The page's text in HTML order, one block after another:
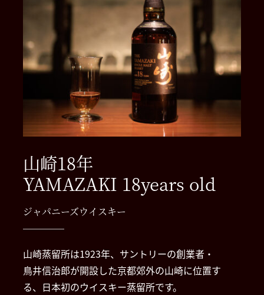
山崎18年
YAMAZAKI 18years old
ジャパニーズウイスキー
山崎蒸留所は1923年、サントリーの創業者・
鳥井信治郎が開設した京都郊外の山崎に位置す
る、日本初のウイスキー蒸留所です。